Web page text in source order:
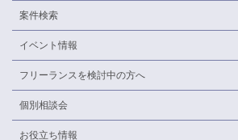
案件検索
イベント情報
フリーランスを検討中の方へ
個別相談会
お役立ち情報